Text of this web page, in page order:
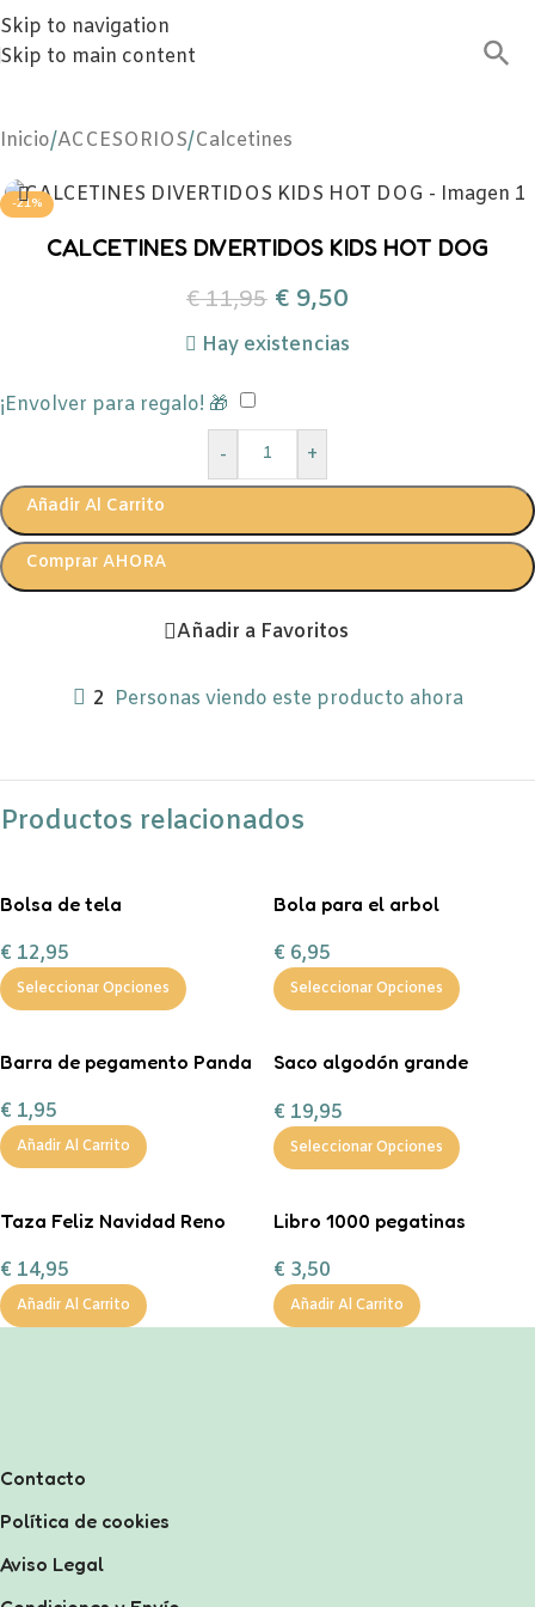
Skip to navigation
Skip to main content
Inicio/ACCESORIOS/Calcetines
-21%
CALCETINES DIVERTIDOS KIDS HOT DOG
€11,95 € 9,50
Hay existencias
¡Envolver para regalo! 🎁
-
+
Añadir Al Carrito
Comprar AHORA
Añadir a Favoritos
2 Personas viendo este producto ahora
Productos relacionados
Bolsa de tela
€ 12,95
Seleccionar Opciones
Bola para el arbol
€ 6,95
Seleccionar Opciones
Barra de pegamento Panda
€ 1,95
Añadir Al Carrito
Saco algodón grande
Magos”
€ 19,95
Seleccionar Opciones
Taza Feliz Navidad Reno
personalizable con
chocolate a la taza, nub
€ 14,95
Añadir Al Carrito
Libro 1000 pegatinas
€ 3,50
Añadir Al Carrito
Contacto
Política de cookies
Aviso Legal